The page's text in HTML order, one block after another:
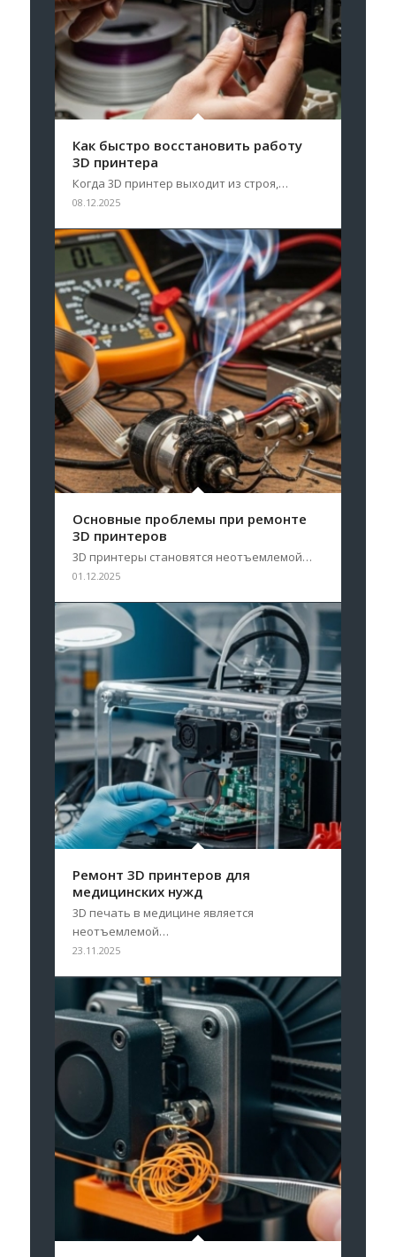
Как быстро восстановить работу
3D принтера
Когда 3D принтер выходит из строя,…
08.12.2025
Основные проблемы при ремонте
3D принтеров
3D принтеры становятся неотъемлемой…
01.12.2025
Ремонт 3D принтеров для
медицинских нужд
3D печать в медицине является
неотъемлемой…
23.11.2025